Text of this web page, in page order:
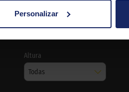
Personalizar
Altura
Todas